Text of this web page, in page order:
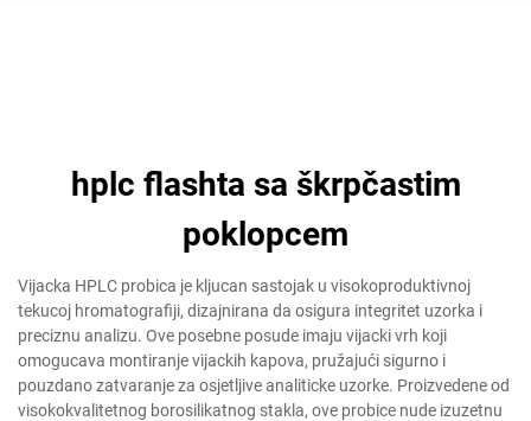
hplc flashta sa škrpčastim
poklopcem
Vijacka HPLC probica je kljucan sastojak u visokoproduktivnoj
tekucoj hromatografiji, dizajnirana da osigura integritet uzorka i
preciznu analizu. Ove posebne posude imaju vijacki vrh koji
omogucava montiranje vijackih kapova, pružajući sigurno i
pouzdano zatvaranje za osjetljive analiticke uzorke. Proizvedene od
visokokvalitetnog borosilikatnog stakla, ove probice nude izuzetnu